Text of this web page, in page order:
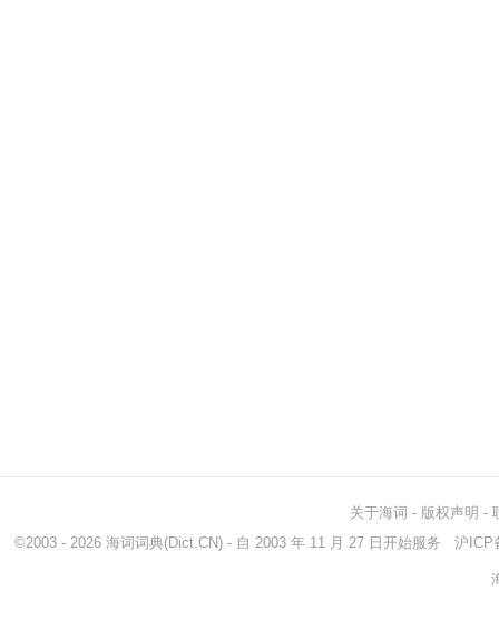
关于海词 - 版权声明 -
©2003 - 2026 海词词典(Dict.CN) - 自 2003 年 11 月 27 日开始服务 沪ICP